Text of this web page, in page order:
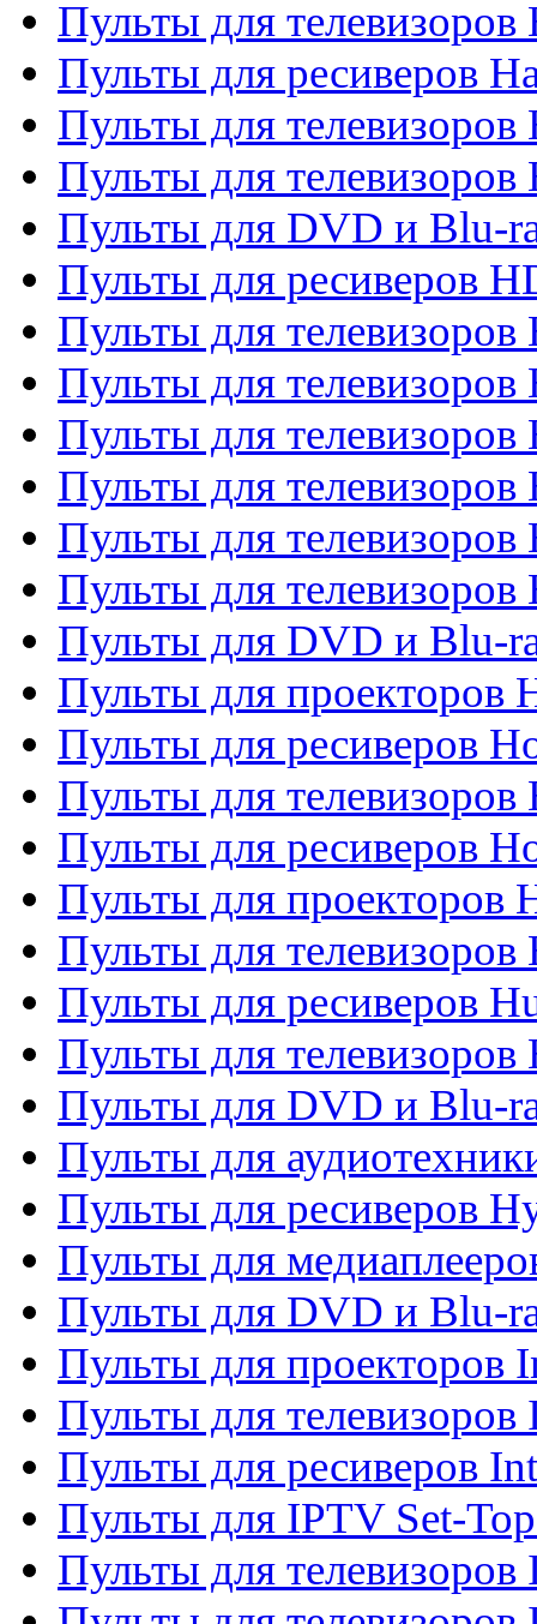
Пульты для
Пульты для ресиверов
Пульты для телевизоров
Пульты для телевизоров
Пульты для DVD и Blu-
Пульты для ресиверов
Пульты для
Пульты для телевизоров
Пульты для телевизоров
Пульты для телевизоров
Пульты для телевизоров
Пульты для телевизоров
Пульты для DVD и Blu-
Пульты для проекторов
Пульты для ресиверов
Пульты для
Пульты для ресиверов
Пульты для проекторов
Пульты для телевизоров
Пульты для ресиверов
Пульты для
Пульты для DVD и Blu-
Пульты для
Пульты для ресиверов
Пульты для
Пульты для DVD и Blu-
Пульты для проекторов
Пульты для
Пульты для ресиверов
Пульты для IPTV Set-
Пульты для телевизоров